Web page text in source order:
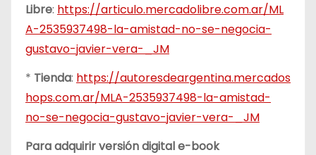
Libre: https://articulo.mercadolibre.com.ar/ML
A-2535937498-la-amistad-no-se-negocia-
gustavo-javier-vera-_JM
* Tienda: https://autoresdeargentina.mercados
hops.com.ar/MLA-2535937498-la-amistad-
no-se-negocia-gustavo-javier-vera-_JM
Para adquirir versión digital e-book